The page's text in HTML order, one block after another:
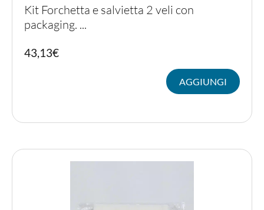
Kit Forchetta e salvietta 2 veli con
packaging. ...
43,13€
AGGIUNGI